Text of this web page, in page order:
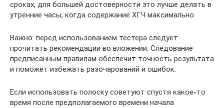
сроках, для большей достоверности это лучше делать в
утренние часы, когда содержание ХГЧ максимально.
Важно: перед использованием тестера следует
прочитать рекомендации во вложении. Следование
предписанным правилам обеспечит точность результата
и поможет избежать разочарований и ошибок.
Если использовать полоску советуют спустя какое-то
время после предполагаемого времени начала